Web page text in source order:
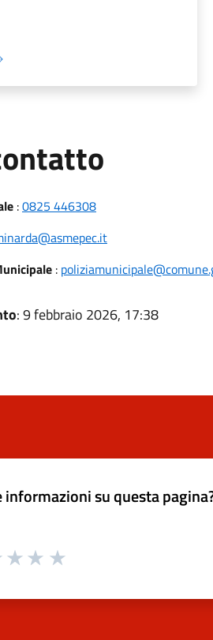
:0825 446308
:
: 9 febbraio 2026, 17:38
informazioni su questa